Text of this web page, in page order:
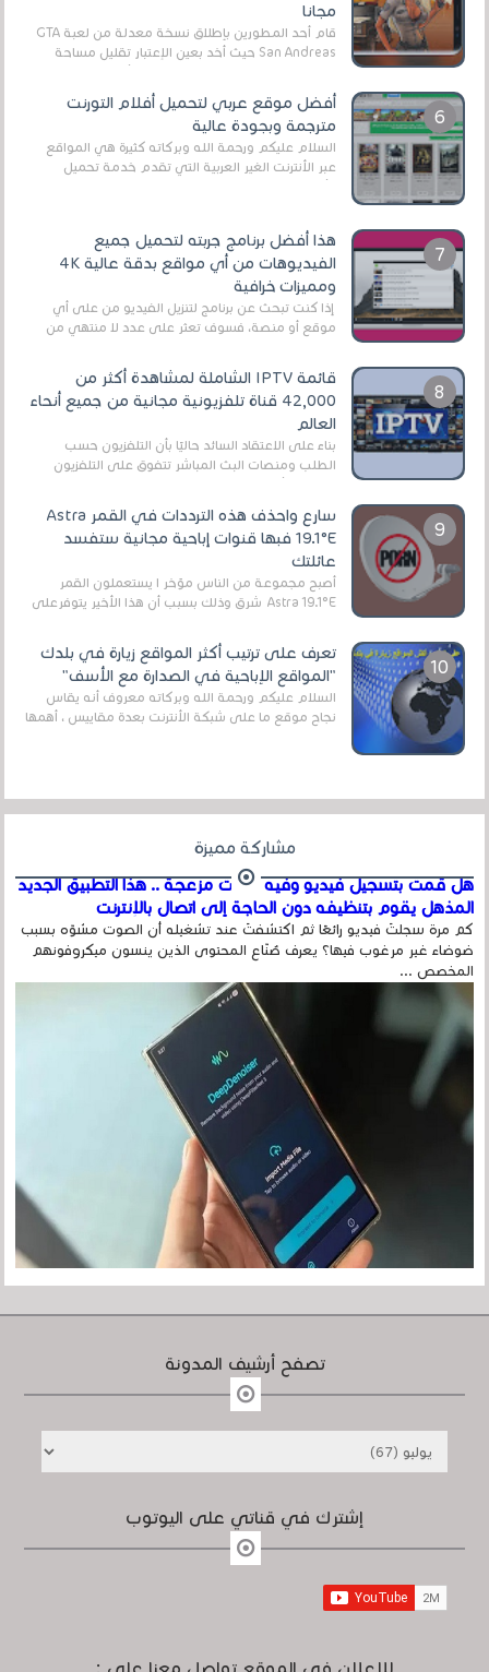
مجانا
قام أحد المطورين بإطلاق نسخة معدلة من لعبة GTA
San Andreas حيث أخد بعين الإعتبار تقليل مساحة
أفضل موقع عربي لتحميل أفلام التورنت
مترجمة وبجودة عالية
السلام عليكم ورحمة الله وبركاته كثيرة هي المواقع
عبر الأنترنت الغير العربية التي تقدم خدمة تحميل
هذا أفضل برنامج جربته لتحميل جميع
الفيديوهات من أي مواقع بدقة عالية 4K
ومميزات خرافية
إذا كنت تبحث عن برنامج لتنزيل الفيديو من على أي
موقع أو منصة، فسوف تعثر على عدد لا منتهي من
قائمة IPTV الشاملة لمشاهدة أكثر من
42,000 قناة تلفزيونية مجانية من جميع أنحاء
العالم
بناءً على الاعتقاد السائد حاليًا بأن التلفزيون حسب
الطلب ومنصات البث المباشر تتفوق على التلفزيون
سارع واحذف هذه الترددات في القمر Astra
19.1°E فبها قنوات إباحية مجانية ستفسد
عائلتك
أصبح مجموعة من الناس مؤخر ا يستعملون القمر
Astra 19.1°E شرق وذلك بسبب أن هذا الأخير يتوفرعلى
تعرف على ترتيب أكثر المواقع زيارة في بلدك
"المواقع الإباحية في الصدارة مع الأسف"
السلام عليكم ورحمة الله وبركاته معروف أنه يقاس
نجاح موقع ما على شبكة الأنترنت بعدة مقاييس ، أهمها
مشاركة مميزة
هل قمت بتسجيل فيديو وفيه أصوت مزعجة .. هذا التطبيق الجديد
المذهل يقوم بتنظيفه دون الحاجة إلى اتصال بالإنترنت
كم مرة سجلتَ فيديو رائعًا ثم اكتشفتَ عند تشغيله أن الصوت مشوّه بسبب
ضوضاء غير مرغوب فيها؟ يعرف صُنّاع المحتوى الذين ينسون ميكروفونهم
المخصص ...
تصفح أرشيف المدونة
إشترك في قناتي على اليوتوب